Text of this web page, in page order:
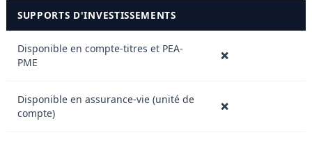
SUPPORTS D'INVESTISSEMENTS
Disponible en compte-titres et PEA-
PME
❌
Disponible en assurance-vie (unité de
compte)
❌